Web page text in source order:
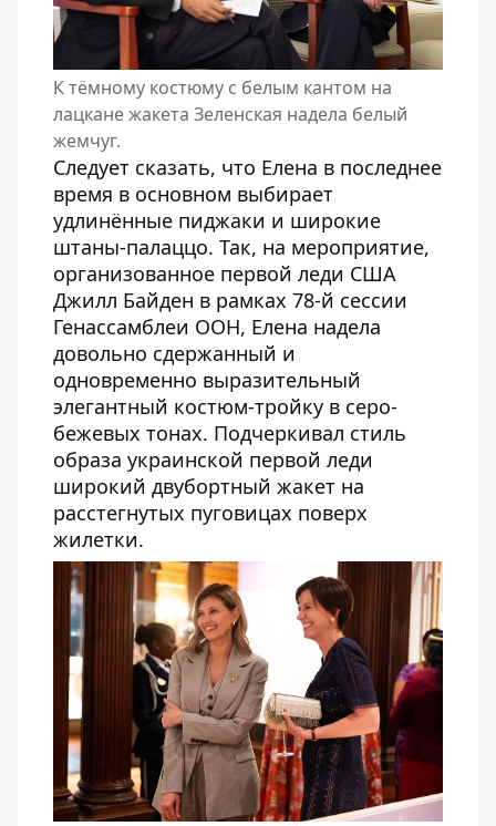
К тёмному костюму с белым кантом на
лацкане жакета Зеленская надела белый
жемчуг.
Следует сказать, что Елена в последнее
время в основном выбирает
удлинённые пиджаки и широкие
штаны-палаццо. Так, на мероприятие,
организованное первой леди США
Джилл Байден в рамках 78-й сессии
Генассамблеи ООН, Елена надела
довольно сдержанный и
одновременно выразительный
элегантный костюм-тройку в серо-
бежевых тонах. Подчеркивал стиль
образа украинской первой леди
широкий двубортный жакет на
расстегнутых пуговицах поверх
жилетки.